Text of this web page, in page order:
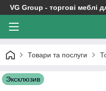
VG Group - торгові меблі
Товари та послуги
Эксклюзив